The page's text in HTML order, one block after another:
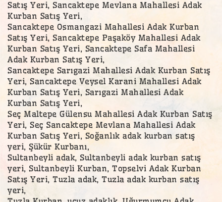
Satış Yeri, Sancaktepe Mevlana Mahallesi Adak
Kurban Satış Yeri,
Sancaktepe Osmangazi Mahallesi Adak Kurban
Satış Yeri, Sancaktepe Paşaköy Mahallesi Adak
Kurban Satış Yeri, Sancaktepe Safa Mahallesi
Adak Kurban Satış Yeri,
Sancaktepe Sarıgazi Mahallesi Adak Kurban Satış
Yeri, Sancaktepe Veysel Karani Mahallesi Adak
Kurban Satış Yeri, Sarıgazi Mahallesi Adak
Kurban Satış Yeri,
Seç Maltepe Gülensu Mahallesi Adak Kurban Satış
Yeri, Seç Sancaktepe Mevlana Mahallesi Adak
Kurban Satış Yeri, Soğanlık adak kurban satış
yeri, Şükür Kurbanı,
Sultanbeyli adak, Sultanbeyli adak kurban satış
yeri, Sultanbeyli Kurban, Topselvi Adak Kurban
Satış Yeri, Tuzla adak, Tuzla adak kurban satış
yeri,